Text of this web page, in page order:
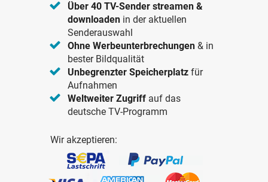
Über 40 TV-Sender streamen &
downloaden in der aktuellen
Senderauswahl
Ohne Werbeunterbrechungen & in
bester Bildqualität
Unbegrenzter Speicherplatz für
Aufnahmen
Weltweiter Zugriff auf das
deutsche TV-Programm
Wir akzeptieren: